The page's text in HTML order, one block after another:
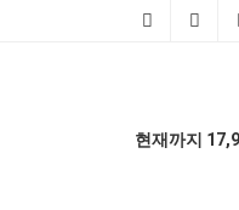
현재까지